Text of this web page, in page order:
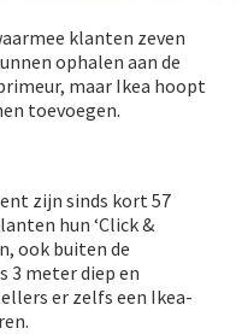
klanten zeven
ophalen aan de
maar Ikea hoopt
toevoegen.
zijn sinds kort 57
hun ‘Click &
ook buiten de
3 meter diep en
er zelfs een Ikea-